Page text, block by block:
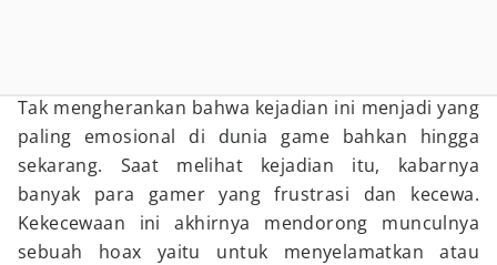
Tak mengherankan bahwa kejadian ini menjadi yang
paling emosional di dunia game bahkan hingga
sekarang. Saat melihat kejadian itu, kabarnya
banyak para gamer yang frustrasi dan kecewa.
Kekecewaan ini akhirnya mendorong munculnya
sebuah hoax yaitu untuk menyelamatkan atau